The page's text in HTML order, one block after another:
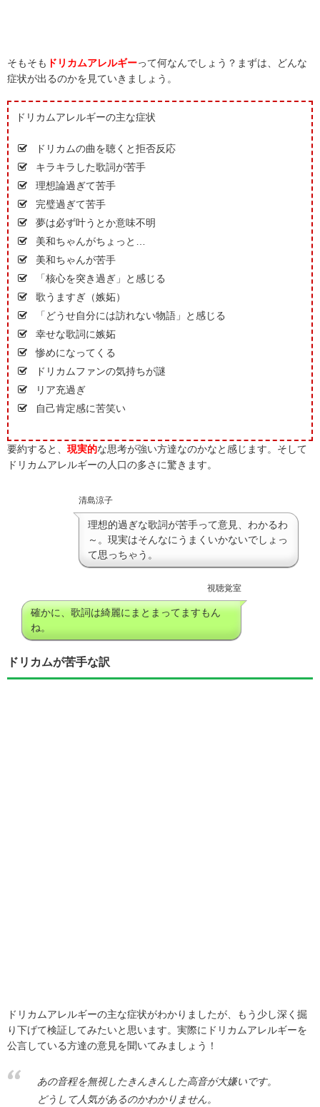
そもそも ドリカムアレルギーって何なんでしょう？まずは、どんな
症状が出るのかを見ていきましょう。
ドリカムアレルギーの主な症状
ドリカムの曲を聴くと拒否反応
キラキラした歌詞が苦手
理想論過ぎて苦手
完璧過ぎて苦手
夢は必ず叶うとか意味不明
美和ちゃんがちょっと…
美和ちゃんが苦手
「核心を突き過ぎ」と感じる
歌うますぎ（嫉妬）
「どうせ自分には訪れない物語」と感じる
幸せな歌詞に嫉妬
惨めになってくる
ドリカムファンの気持ちが謎
リア充過ぎ
自己肯定感に苦笑い
要約すると、 現実的な思考が強い方達なのかなと感じます。そして
ドリカムアレルギーの人口の多さに驚きます。
清島涼子
理想的過ぎな歌詞が苦手って意見、わかるわ
～。現実はそんなにうまくいかないでしょっ
て思っちゃう。
視聴覚室
確かに、歌詞は綺麗にまとまってますもん
ね。
ドリカムが苦手な訳
ドリカムアレルギーの主な症状がわかりましたが、もう少し深く掘
り下げて検証してみたいと思います。実際にドリカムアレルギーを
公言している方達の意見を聞いてみましょう！
あの音程を無視したきんきんした高音が大嫌いです。
どうして人気があるのかわかりません。